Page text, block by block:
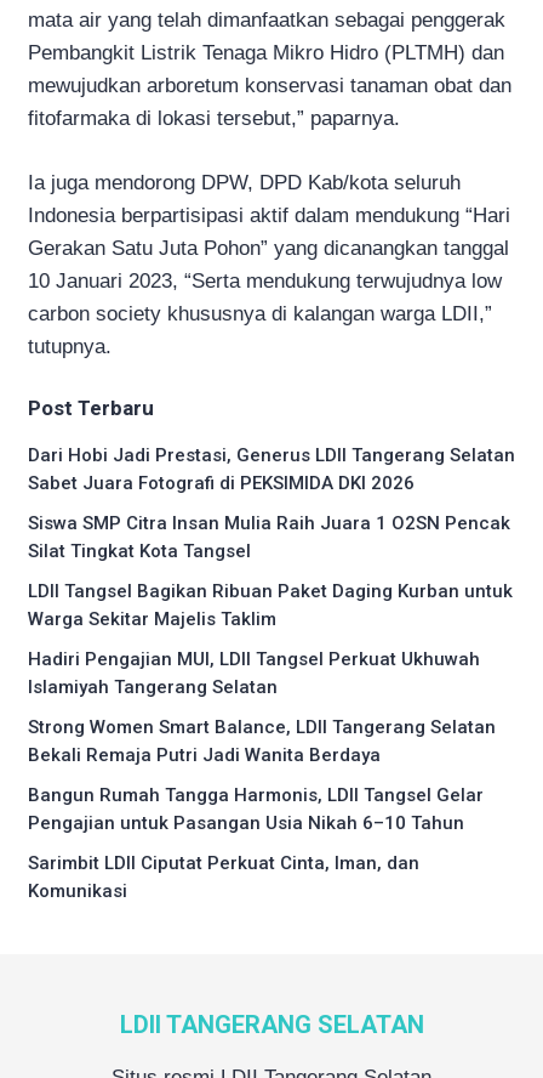
mata air yang telah dimanfaatkan sebagai penggerak
Pembangkit Listrik Tenaga Mikro Hidro (PLTMH) dan
mewujudkan arboretum konservasi tanaman obat dan
fitofarmaka di lokasi tersebut,” paparnya.
Ia juga mendorong DPW, DPD Kab/kota seluruh
Indonesia berpartisipasi aktif dalam mendukung “Hari
Gerakan Satu Juta Pohon” yang dicanangkan tanggal
10 Januari 2023, “Serta mendukung terwujudnya low
carbon society khususnya di kalangan warga LDII,”
tutupnya.
Post Terbaru
Dari Hobi Jadi Prestasi, Generus LDII Tangerang Selatan
Sabet Juara Fotografi di PEKSIMIDA DKI 2026
Siswa SMP Citra Insan Mulia Raih Juara 1 O2SN Pencak
Silat Tingkat Kota Tangsel
LDII Tangsel Bagikan Ribuan Paket Daging Kurban untuk
Warga Sekitar Majelis Taklim
Hadiri Pengajian MUI, LDII Tangsel Perkuat Ukhuwah
Islamiyah Tangerang Selatan
Strong Women Smart Balance, LDII Tangerang Selatan
Bekali Remaja Putri Jadi Wanita Berdaya
Bangun Rumah Tangga Harmonis, LDII Tangsel Gelar
Pengajian untuk Pasangan Usia Nikah 6–10 Tahun
Sarimbit LDII Ciputat Perkuat Cinta, Iman, dan
Komunikasi
LDII TANGERANG SELATAN